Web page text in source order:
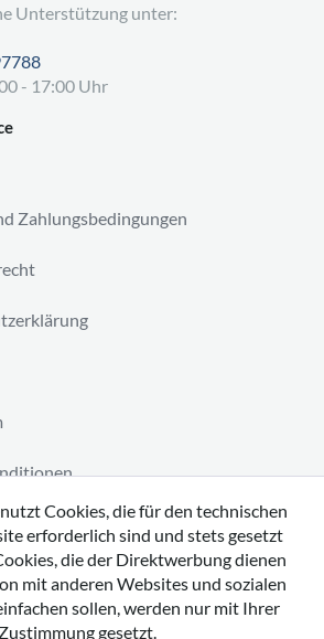
Unterstützung unter:
- 17:00 Uhr
Zahlungsbedingungen
Cookies, die für den technischen
erforderlich sind und stets gesetzt
die der Direktwerbung dienen
mit anderen Websites und sozialen
sollen, werden nur mit Ihrer
Zustimmung gesetzt.